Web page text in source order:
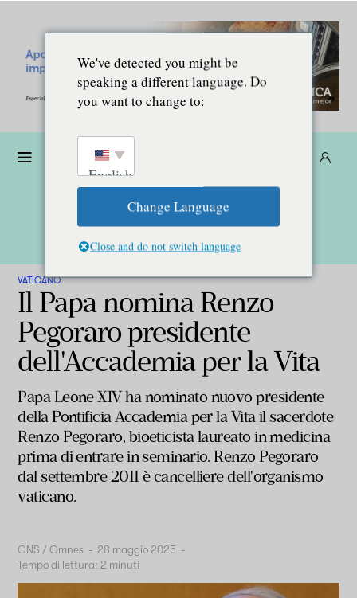
VATICANO
Il Papa nomina Renzo
Pegoraro presidente
dell'Accademia per la Vita
Papa Leone XIV ha nominato nuovo presidente
della Pontificia Accademia per la Vita il sacerdote
Renzo Pegoraro, bioeticista laureato in medicina
prima di entrare in seminario. Renzo Pegoraro
dal settembre 2011 è cancelliere dell'organismo
vaticano.
CNS / Omnes - 28 maggio 2025 -
Tempo di lettura: 2 minuti
We've detected you might be
speaking a different language. Do
you want to change to:
English
Change Language
Close and do not switch language